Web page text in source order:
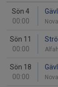
Sön 4
00:00
Sön 11
00:00
Sön 18
00:00